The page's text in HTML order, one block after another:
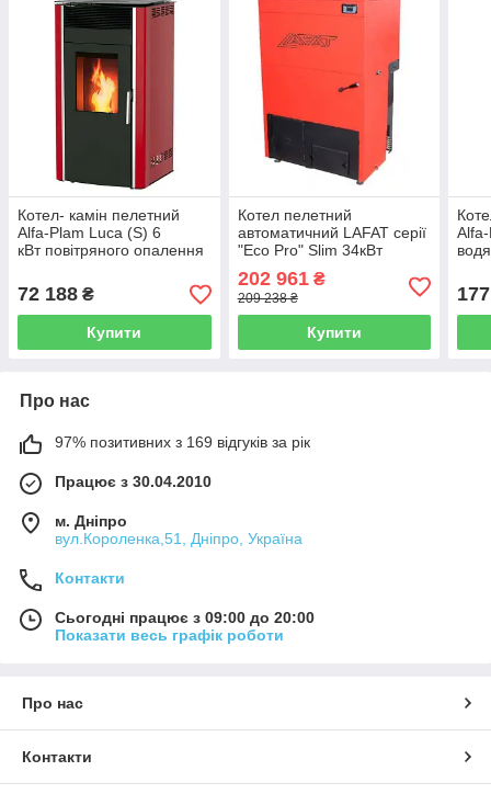
Котел- камін пелетний
Alfa-Plam Luca (S) 6
кВт повітряного опалення
72 188 ₴
Купити
Котел пелетний
автоматичний LAFAT серії
"Eco Pro" Slim 34кВт
(Боснія та Герцеговина)
202 961₴
209 238 ₴
Купити
Про нас
97% позитивних з 169 відгуків за рік
Працює з 30.04.2010
м. Дніпро
вул.Короленка,51, Дніпро, Україна
Контакти
Сьогодні працює з 09:00 до 20:00
Показати весь графік роботи
Про нас
Контакти